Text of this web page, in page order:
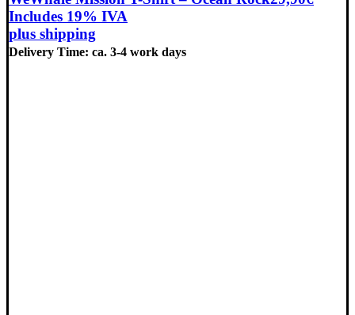
Includes 19% IVA
plus shipping
Delivery Time: ca. 3-4 work days